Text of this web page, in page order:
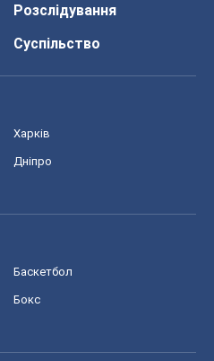
Розслідування
Суспільство
Харків
Дніпро
Баскетбол
Бокс